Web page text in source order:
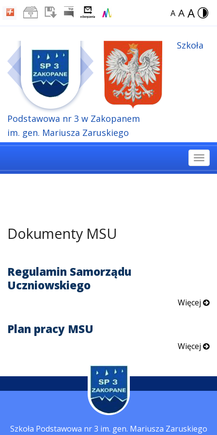
A A A
Szkoła
Podstawowa nr 3 w Zakopanem
im. gen. Mariusza Zaruskiego
Dokumenty MSU
Regulamin Samorządu
Uczniowskiego
Więcej
Plan pracy MSU
Więcej
Szkoła Podstawowa nr 3 im. gen. Mariusza Zaruskiego